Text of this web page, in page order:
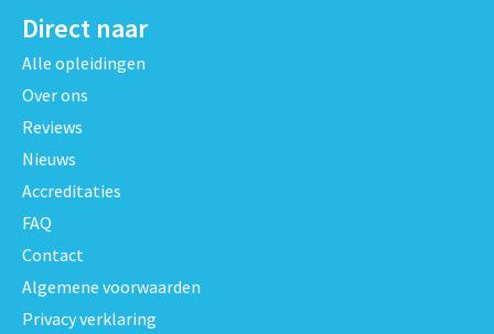
Direct naar
Alle opleidingen
Over ons
Reviews
Nieuws
Accreditaties
FAQ
Contact
Algemene voorwaarden
Privacy verklaring